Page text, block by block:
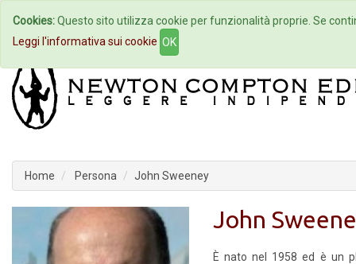
Home Autori Eventi
Home Persona John Sweeney
John
È nato nel 1958 ed è un
Cookies:Questo sito utilizza cookie per funzionalità proprie. Se
Leggi l'informativa sui cookie OK